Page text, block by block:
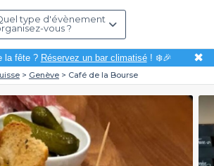
type d'évènement
vous ?
la fête ? Réservez un bar climatisé! ❄️🎉 ✖
Genève Café de la Bourse